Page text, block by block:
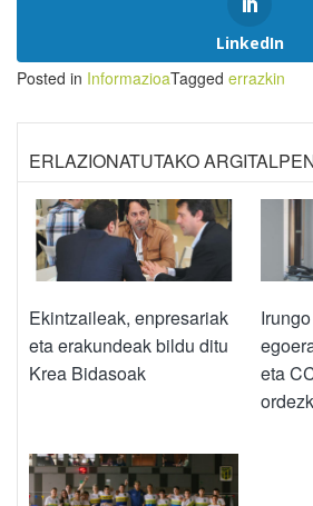
LinkedIn
Posted in InformazioaTagged errazkin
ERLAZIONATUTAKO
Ekintzaileak, enpresariak
eta erakundeak bildu ditu
Krea Bidasoak
eta